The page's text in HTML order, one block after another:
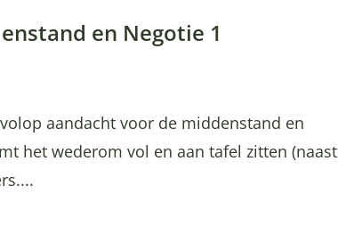
en Negotie 1
aandacht voor de middenstand en
het wederom vol en aan tafel zitten (naast